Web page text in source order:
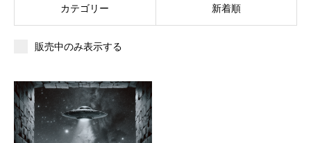
カテゴリー 新着順
販売中のみ表示する